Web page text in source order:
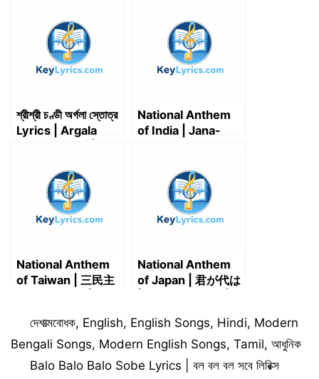
k
শ্রীশ্রী চণ্ডী অর্গলা স্তোত্র
Lyrics | Argala
Jayam Dehi –
Lyrics &
Translation
National Anthem
of India | Jana-
he | Thou art the
ruler of the minds
of all people | जन
गण मन अधिनायक जय हे
National Anthem
of Taiwan | 三民主
wúdǎng suǒ zōng |
San min chu I”, our
aim shall be
National Anthem
of Japan | 君が代は
reign last long
Categories
দেশাত্মবোধক, English, English Songs, Hindi, Modern
Bengali Songs, Modern English Songs, Tamil, আধুনিক
Balo Balo Balo Sobe Lyrics | বল বল বল সবে লিরিক্স